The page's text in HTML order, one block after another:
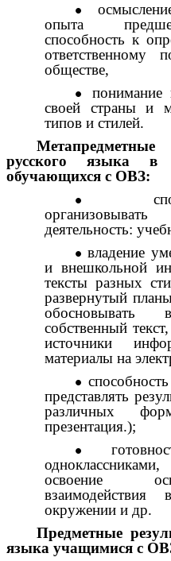
опыта
способность к
ответственному
обществе,
понимание
своей страны и
типов и стилей.
русского языка
обучающихся с ОВЗ:
деятельность:
владение
и внешкольной
тексты разных
развернутый
обосновывать
собственный
источники
материалы на
представлять
различных
презентация.);
освоение
окружении и др.
Предметные
языка учащимися с